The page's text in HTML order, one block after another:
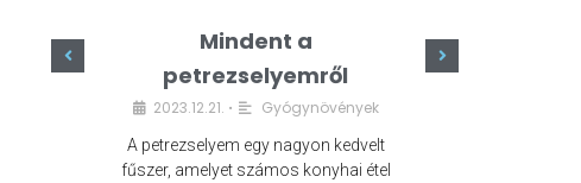
Mindent a
petrezselyemről
2023.12.21. • Gyógynövények
A petrezselyem egy nagyon kedvelt
fűszer, amelyet számos konyhai étel